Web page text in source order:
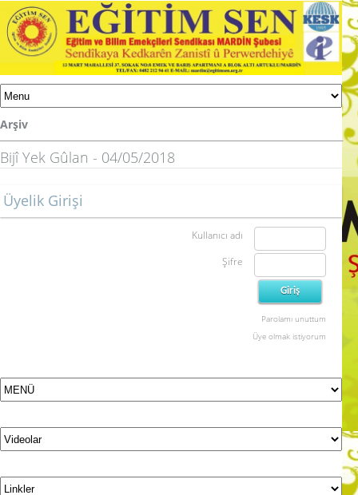
Arşiv
Bijî Yek Gûlan - 04/05/2018
Üyelik Girişi
Kullanıcı adı
Şifre
Parolamı unuttum
Üye olmak istiyorum